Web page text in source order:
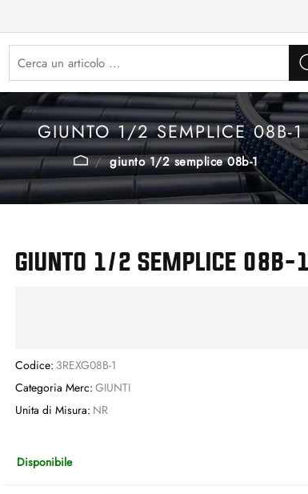
GIUNTO 1/2 SEMPLICE 08B-1
giunto 1/2 semplice 08b-1
GIUNTO 1/2 SEMPLICE 08B-1
Codice: 3REXG08B-1
Categoria Merc: GIUNTI
Unita di Misura: NR
Disponibile